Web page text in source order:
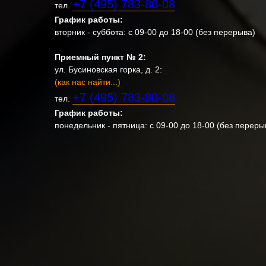
тел. +7 (495) 783-80-08
График работы:
вторник - суббота: с 09-00 до 18-00 (без перерыва)
Приемный пункт № 2:
ул. Бусиновская горка, д. 2:
(как нас найти...)
тел. +7 (495) 783-80-08
График работы:
понедельник - пятница: с 09-00 до 18-00 (без